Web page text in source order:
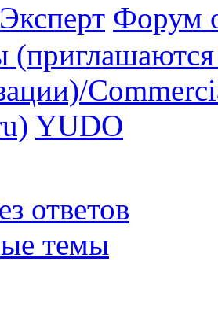
Форум
YUDO
ответов
темы